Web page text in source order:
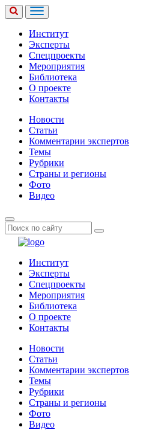
Институт
Эксперты
Спецпроекты
Мероприятия
Библиотека
О проекте
Контакты
Новости
Статьи
Комментарии экспертов
Темы
Рубрики
Страны и регионы
Фото
Видео
Институт
Эксперты
Спецпроекты
Мероприятия
Библиотека
О проекте
Контакты
Новости
Статьи
Комментарии экспертов
Темы
Рубрики
Страны и регионы
Фото
Видео